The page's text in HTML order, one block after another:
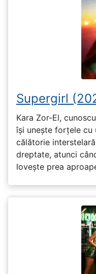
Supergirl
Kara Zor-El,
își unește forțele cu
călătorie
dreptate, atunci
lovește prea